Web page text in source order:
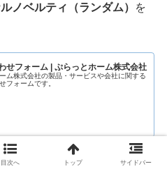
ノベルティ（ランダム）
を
せフォーム | ぷらっとホーム株式会社
ム株式会社の製品・サービスや会社に関する
フォームです。
使ったことがない」という
目次へ トップ サイドバー